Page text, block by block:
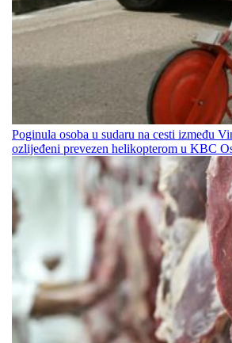
Poginula osoba u sudaru na cesti između
ozlijeđeni prevezen helikopterom u KBC